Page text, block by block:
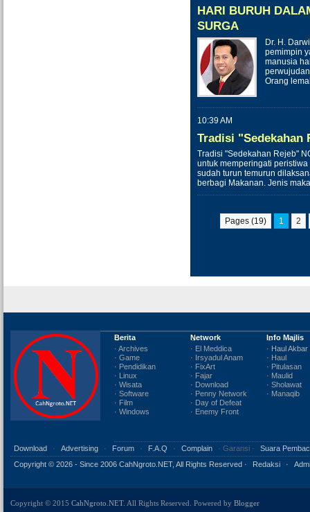
HARI BURUH
SURGA
Dr. H.
pemimpin
manusia
Orang
10:39 AM
Tradisi "Sedekahan
Tradisi "Sedekahan Rejeb"
untuk memperingati
sudah turun temurun
berbagi Makanan. Jenis
Pages (19) 1 2
Berita
· Archives
· Game
· Pendidikan
· Linux
· Wisata
· Software
· Film
· Windows
Network
· El Meddica
· Irsyadul Anam
· FixArt
· Fajar
· Download
· Penny Network
· Day of Defeat
· Enemy Front
Info Majlis
· Haul Akbar
· Haul
· Pitulasan
· Maulid
· Sholawat
· Manaqib
Download · Advertising · Forum · F.A.Q · Complain · Garansi ·
Suara
Copyright © 2026 - Since 2006 CahNgroto.NET, All Rights Reserved · Redaksi ·
Copyright © 2015 CahNgroto.NET. All Rights Reserved. Powered by Blogger